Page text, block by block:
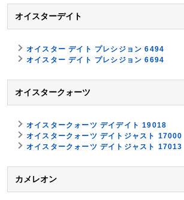
オイスターデイト
オイスター デイト プレシジョン 6494
オイスター デイト プレシジョン 6694
オイスタークォーツ
オイスタークォーツ デイデイト 19018
オイスタークォーツ デイトジャスト 17000
オイスタークォーツ デイトジャスト 17013
カメレオン